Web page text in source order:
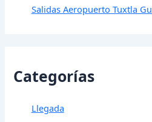
Salidas Aeropuerto Tuxtla
Categorías
Llegada